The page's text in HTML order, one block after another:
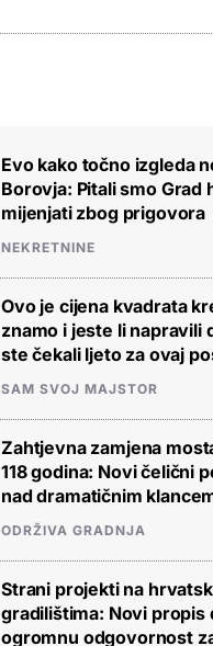
Evo kako točno izgleda
Borovja: Pitali smo Grad
mijenjati zbog prigovora
NEKRETNINE
Ovo je cijena kvadrata
znamo i jeste li napravili
ste čekali ljeto za ovaj
SAM SVOJ MAJSTOR
Zahtjevna zamjena
118 godina: Novi čelični
nad dramatičnim
ODRŽIVA GRADNJA
Strani projekti na
gradilištima: Novi propis
ogromnu odgovornost